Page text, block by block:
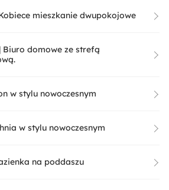
mieszkanie dwupokojowe
Biuro domowe ze strefą
w stylu nowoczesnym
w stylu nowoczesnym
na poddaszu